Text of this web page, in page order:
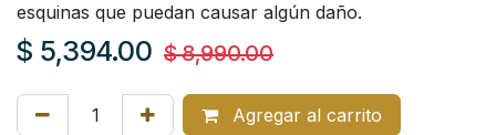
esquinas que puedan causar algún daño.
$ 5,394.00 $8,990.00
Agregar al carrito